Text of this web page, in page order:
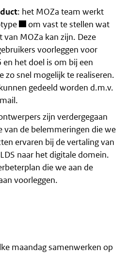
: het MOZa team werkt
om vast te stellen wat
MOZa kan zijn. Deze
voorleggen voor
het doel is om bij een
zo snel mogelijk te realiseren.
gedeeld worden d.m.v.
zijn verdergegaan
van de belemmeringen die we
ervaren bij de vertaling van
naar het digitale domein.
die we aan de
voorleggen.
maandag samenwerken op